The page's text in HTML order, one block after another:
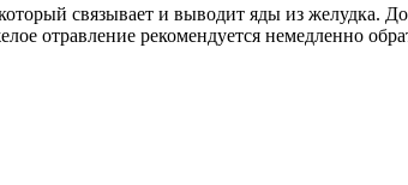
связывает и выводит яды из желудка.
отравление рекомендуется немедленно